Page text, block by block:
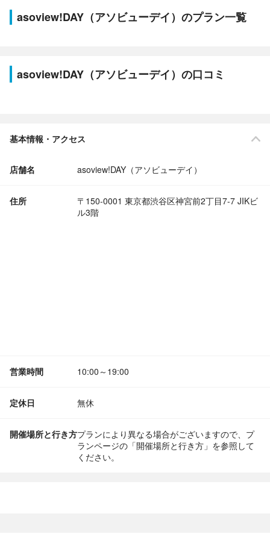
asoview!DAY（アソビューデイ）のプラン一覧
asoview!DAY（アソビューデイ）の口コミ
基本情報・アクセス
店舗名 asoview!DAY（アソビューデイ）
住所
〒150-0001 東京都渋谷区神宮前2丁目7-7 JIKビ
ル3階
営業時間 10:00～19:00
定休日 無休
開催場所と行き方プランにより異なる場合がございますので、プ
ランページの「開催場所と行き方」を参照して
ください。